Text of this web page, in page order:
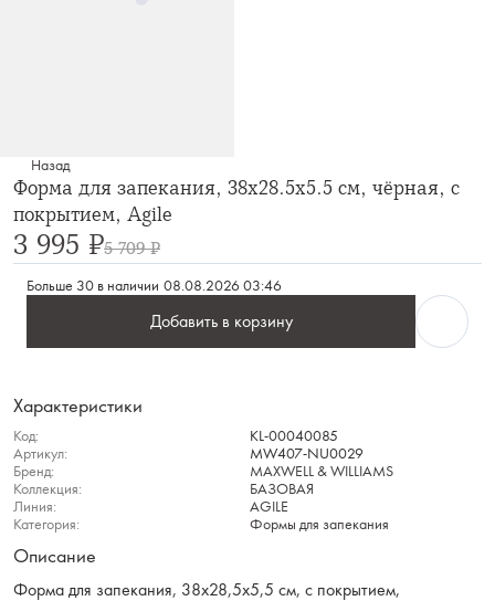
Назад
Форма для запекания, 38x28.5x5.5 см, чёрная, с
покрытием, Agile
3 995 ₽5 709 ₽
Больше 30 в наличии 08.08.2026 03:46
Добавить в корзину
Характеристики
Код:
KL-00040085
Артикул:
MW407-NU0029
Бренд:
MAXWELL & WILLIAMS
Коллекция:
БАЗОВАЯ
Линия:
AGILE
Категория:
Формы для запекания
Описание
Форма для запекания, 38х28,5х5,5 см, с покрытием,